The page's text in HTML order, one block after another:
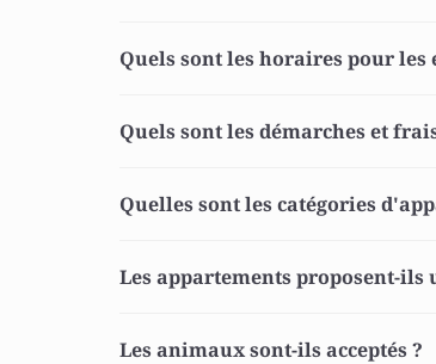
Quels sont les horaires pour les
Quels sont les démarches et
Quelles sont les catégories
Les appartements proposent-ils
Les animaux sont-ils acceptés ?